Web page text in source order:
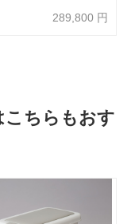
289,800 円
こちらもおす